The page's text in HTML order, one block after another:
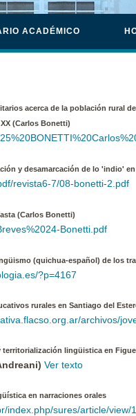
ACADÉMICO
acerca de la población rural
(Carlos Bonetti)
y desamarcación de lo 'indio'
revista6-7/08-bonetti-2.pdf
(Carlos Bonetti)
Bonetti.pdf
(quichua-español) de los
?p=4167
rurales en Santiago del
archivos/
territorialización lingüistica en
Ver texto
en narraciones orales
index.php/sures/article/view/